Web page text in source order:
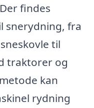
Der findes
snerydning, fra
til
traktorer og
kan
rydning